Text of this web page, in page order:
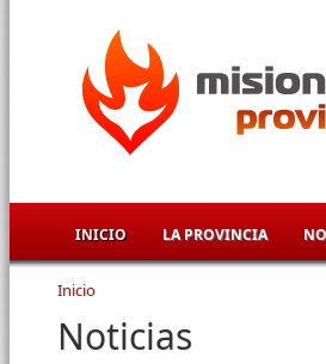
INICIO LA PROVINCIA
Se encuentra usted
Inicio
Noticias